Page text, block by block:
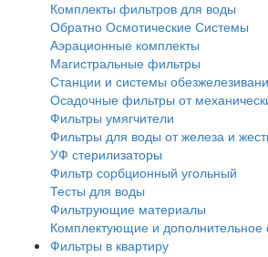
Комплекты фильтров для воды
Обратно Осмотические Системы
Аэрационные комплекты
Магистральные фильтры
Станции и системы
Осадочные фильтры от
Фильтры умягчители
Фильтры для воды от железа и
УФ стерилизаторы
Фильтр сорбционный угольный
Тесты для воды
Фильтрующие материалы
Комплектующие и дополнительное
Фильтры в квартиру